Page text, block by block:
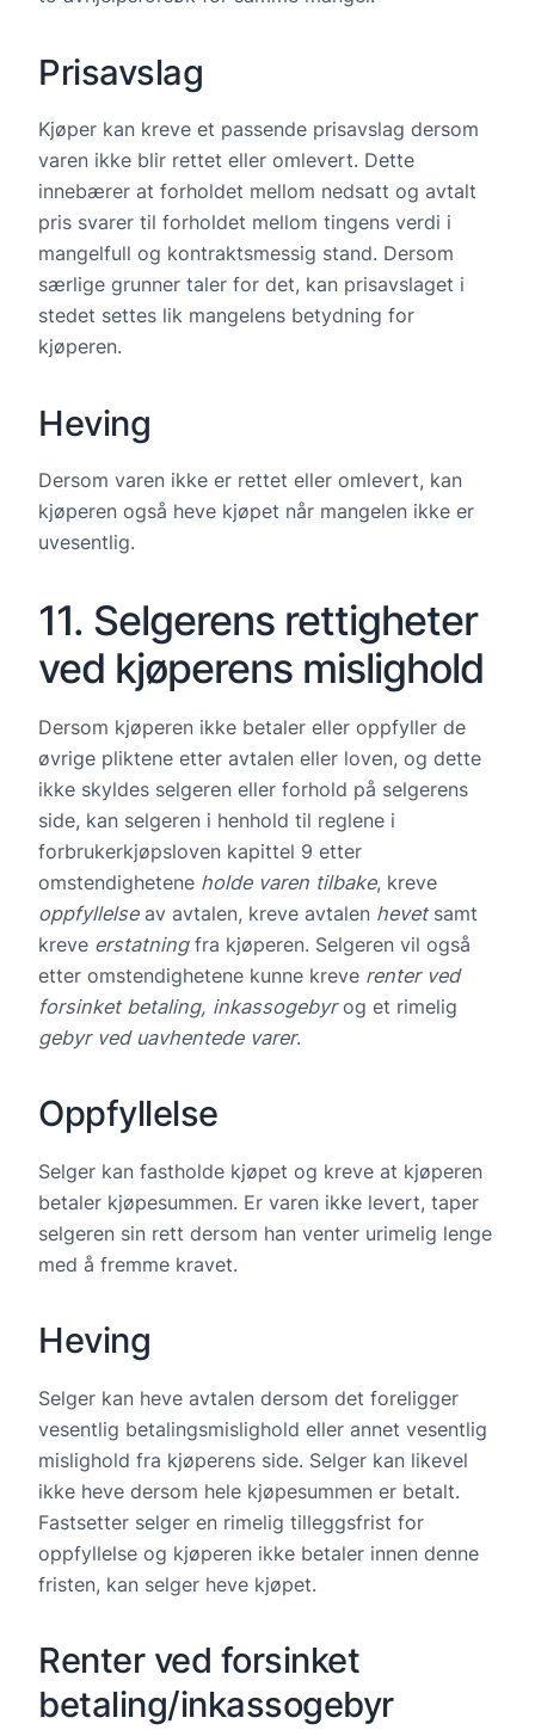
Prisavslag
Kjøper kan kreve et passende prisavslag dersom
varen ikke blir rettet eller omlevert. Dette
innebærer at forholdet mellom nedsatt og avtalt
pris svarer til forholdet mellom tingens verdi i
mangelfull og kontraktsmessig stand. Dersom
særlige grunner taler for det, kan prisavslaget i
stedet settes lik mangelens betydning for
kjøperen.
Heving
Dersom varen ikke er rettet eller omlevert, kan
kjøperen også heve kjøpet når mangelen ikke er
uvesentlig.
11. Selgerens rettigheter
ved kjøperens mislighold
Dersom kjøperen ikke betaler eller oppfyller de
øvrige pliktene etter avtalen eller loven, og dette
ikke skyldes selgeren eller forhold på selgerens
side, kan selgeren i henhold til reglene i
forbrukerkjøpsloven kapittel 9 etter
omstendighetene holde varen tilbake, kreve
oppfyllelse av avtalen, kreve avtalen hevet samt
kreve erstatning fra kjøperen. Selgeren vil også
etter omstendighetene kunne kreve renter ved
forsinket betaling, inkassogebyrog et rimelig
gebyr ved uavhentede varer.
Oppfyllelse
Selger kan fastholde kjøpet og kreve at kjøperen
betaler kjøpesummen. Er varen ikke levert, taper
selgeren sin rett dersom han venter urimelig lenge
med å fremme kravet.
Heving
Selger kan heve avtalen dersom det foreligger
vesentlig betalingsmislighold eller annet vesentlig
mislighold fra kjøperens side. Selger kan likevel
ikke heve dersom hele kjøpesummen er betalt.
Fastsetter selger en rimelig tilleggsfrist for
oppfyllelse og kjøperen ikke betaler innen denne
fristen, kan selger heve kjøpet.
Renter ved forsinket
betaling/inkassogebyr